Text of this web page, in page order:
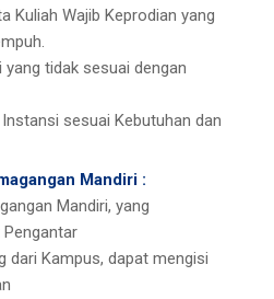
Kuliah Wajib Keprodian yang
tidak sesuai dengan
sesuai Kebutuhan dan
Mandiri :
Mandiri, yang
dari Kampus, dapat mengisi